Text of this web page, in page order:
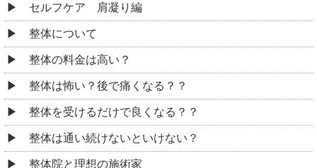
セルフケア 肩凝り編
整体について
整体の料金は高い？
整体は怖い？後で痛くなる？？
整体を受けるだけで良くなる？？
整体は通い続けないといけない？
整体院と理想の施術家